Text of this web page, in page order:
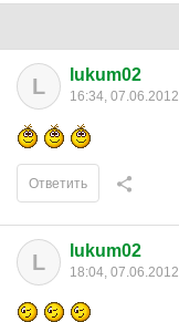
L lukum02
16:34, 07.06.2012
Ответить
L lukum02
18:04, 07.06.2012